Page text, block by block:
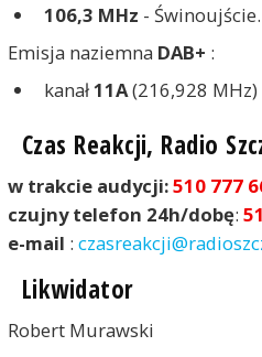
106,3 MHz - Świnoujście.
Emisja naziemna DAB+ :
kanał11A(216,928 MHz)
Czas Reakcji, Radio
w trakcie audycji:510 777
czujny telefon 24h/dobę:
e-mail :
Likwidator
Robert Murawski